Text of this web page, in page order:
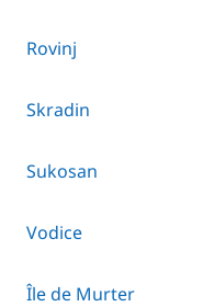
Rovinj
Skradin
Sukosan
Vodice
Île de Murter